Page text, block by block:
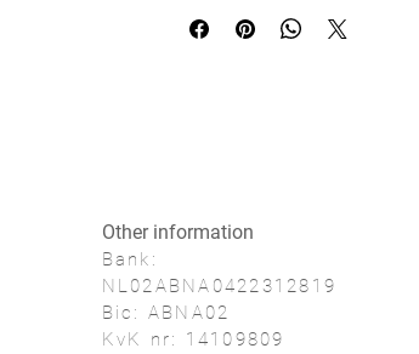
Inhoud & Omvang
licht blauw
Other information
Bank:
NL02ABNA0422312819
Bic: ABNA02
KvK nr: 14109809